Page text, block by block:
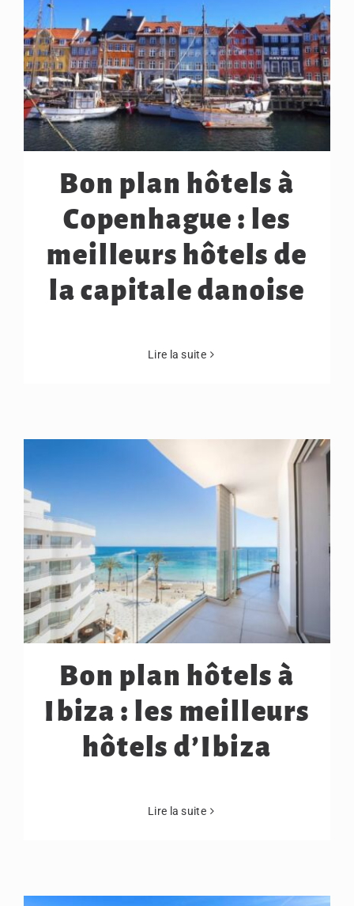
Bon plan hôtels à
Copenhague : les
meilleurs hôtels de
la capitale danoise
Lire la suite
Bon plan hôtels à
Ibiza : les meilleurs
hôtels d’Ibiza
Lire la suite